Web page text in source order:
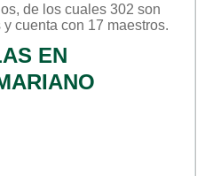
de los cuales 302 son
cuenta con 17 maestros.
EN